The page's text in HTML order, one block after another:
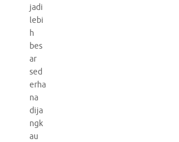
jadi
lebi
h
bes
ar
sed
erha
na
dija
ngk
au